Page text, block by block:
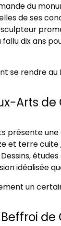
du
de ses
fallu dix ans
se rendre
Arts de
présente
terre cuite
idéalisée
un
de